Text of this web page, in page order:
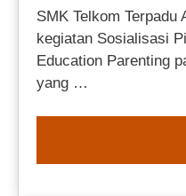
SMK Telkom Terpadu
kegiatan Sosialisasi
Education Parenting
yang …